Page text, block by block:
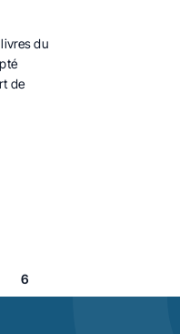
du
de
page
6
Page suivante